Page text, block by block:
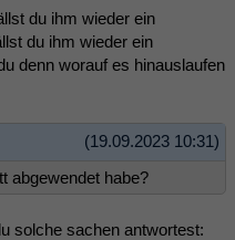
du ihm wieder ein
du ihm wieder ein
denn worauf es hinauslaufen
(19.09.2023 10:31)
abgewendet habe?
solche sachen antwortest: